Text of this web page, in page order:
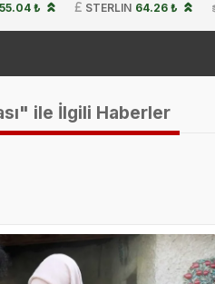
55.04 ₺ STERLIN 64.26 ₺
ile İlgili Haberler